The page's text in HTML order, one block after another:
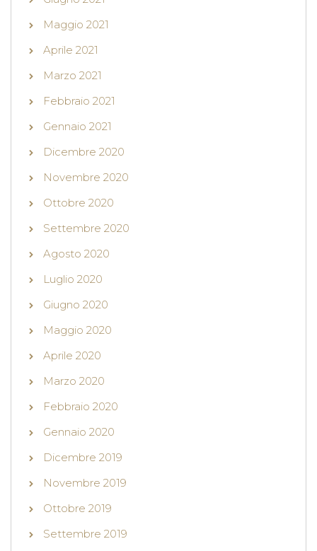
Maggio 2021
Aprile 2021
Marzo 2021
Febbraio 2021
Gennaio 2021
Dicembre 2020
Novembre 2020
Ottobre 2020
Settembre 2020
Agosto 2020
Luglio 2020
Giugno 2020
Maggio 2020
Aprile 2020
Marzo 2020
Febbraio 2020
Gennaio 2020
Dicembre 2019
Novembre 2019
Ottobre 2019
Settembre 2019